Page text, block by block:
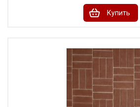
Купить